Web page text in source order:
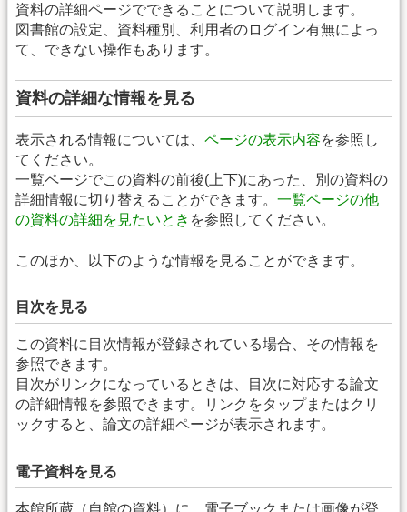
資料の詳細ページでできることについて説明します。
図書館の設定、資料種別、利用者のログイン有無によっ
て、できない操作もあります。
資料の詳細な情報を見る
表示される情報については、 ページの表示内容を参照し
てください。
一覧ページでこの資料の前後(上下)にあった、別の資料の
詳細情報に切り替えることができます。 一覧ページの他
の資料の詳細を見たいとき を参照してください。
このほか、以下のような情報を見ることができます。
目次を見る
この資料に目次情報が登録されている場合、その情報を
参照できます。
目次がリンクになっているときは、目次に対応する論文
の詳細情報を参照できます。リンクをタップまたはクリ
ックすると、論文の詳細ページが表示されます。
電子資料を見る